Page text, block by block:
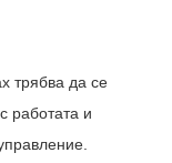
трябва да се
работата и